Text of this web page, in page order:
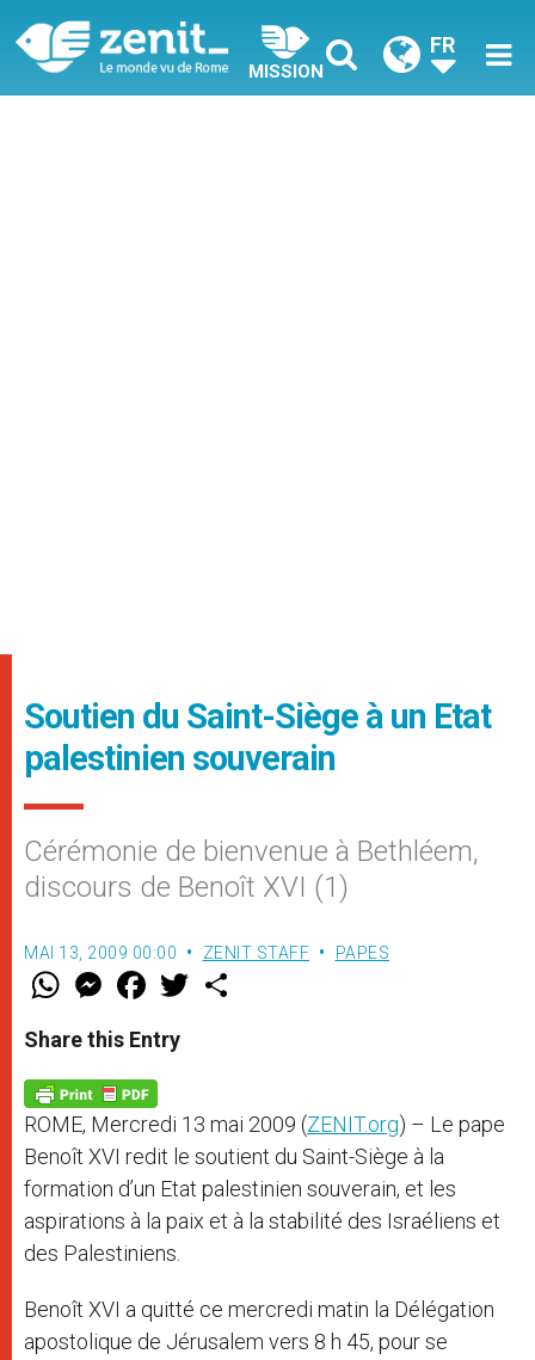
MISSION
FR
Soutien du Saint-Siège à un Etat
palestinien souverain
Cérémonie de bienvenue à Bethléem,
discours de Benoît XVI (1)
MAI 13, 2009 00:00 ZENIT STAFF PAPES
W
t
s
p
p
M
e
s
e
g
e
r
F
a
e
b
o
k
w
Share this Entry
ROME, Mercredi 13 mai 2009 (ZENIT.org) – Le pape
Benoît XVI redit le soutient du Saint-Siège à la
formation d’un Etat palestinien souverain, et les
aspirations à la paix et à la stabilité des Israéliens et
des Palestiniens.
Benoît XVI a quitté ce mercredi matin la Délégation
apostolique de Jérusalem vers 8 h 45, pour se